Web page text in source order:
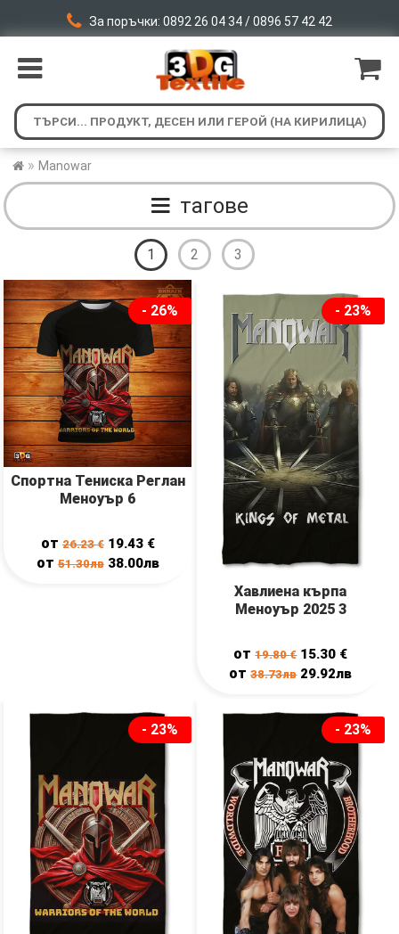
За поръчки: 0892 26 04 34 / 0896 57 42 42
» Manowar
тагове
1 2 3
- 26%
Спортна Тениска Реглан
Меноуър 6
от26.23€ 19.43 €
от51.30лв 38.00лв
- 23%
Хавлиена кърпа
Меноуър 2025 3
от19.80€ 15.30 €
от38.73лв 29.92лв
- 23% - 23%